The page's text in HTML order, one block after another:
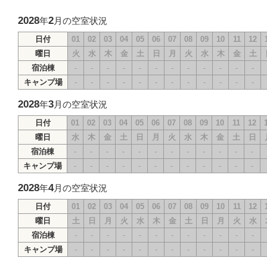
2028年2月の空室状況
日付 01 02 03 04 05 06 07 08 09 10 11 12
曜日
火 水 木 金 土 日 月 火 水 木 金 土
宿泊棟
- - - - - - - - - - -
-
キャンプ場
- - - - - - - - - - - -
2028年3月の空室状況
日付 01 02 03 04 05 06 07 08 09 10 11 12
曜日
水 木 金 土 日 月 火 水 木 金 土 日
宿泊棟
- - - - - - - - - - -
-
キャンプ場
- - - - - - - - - - - -
2028年4月の空室状況
日付 01 02 03 04 05 06 07 08 09 10 11 12
曜日
土 日 月 火 水 木 金 土 日 月 火 水
宿泊棟
- - - - - - - - - - -
-
キャンプ場
- - - - - - - - - - - -